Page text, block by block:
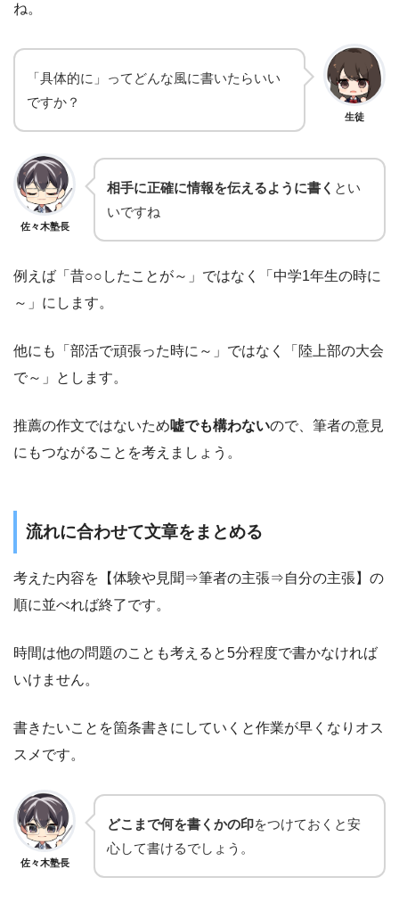
ね。
生徒
「具体的に」ってどんな風に書いたらいい
ですか？
佐々木塾長
相手に正確に情報を伝えるように書く とい
いですね
例えば「昔○○したことが～」ではなく「中学1年生の時に
～」にします。
他にも「部活で頑張った時に～」ではなく「陸上部の大会
で～」とします。
推薦の作文ではないため嘘でも構わないので、筆者の意見
にもつながることを考えましょう。
流れに合わせて文章をまとめる
考えた内容を【体験や見聞⇒筆者の主張⇒自分の主張】の
順に並べれば終了です。
時間は他の問題のことも考えると5分程度で書かなければ
いけません。
書きたいことを箇条書きにしていくと作業が早くなりオス
スメです。
佐々木塾長
どこまで何を書くかの印をつけておくと安
心して書けるでしょう。